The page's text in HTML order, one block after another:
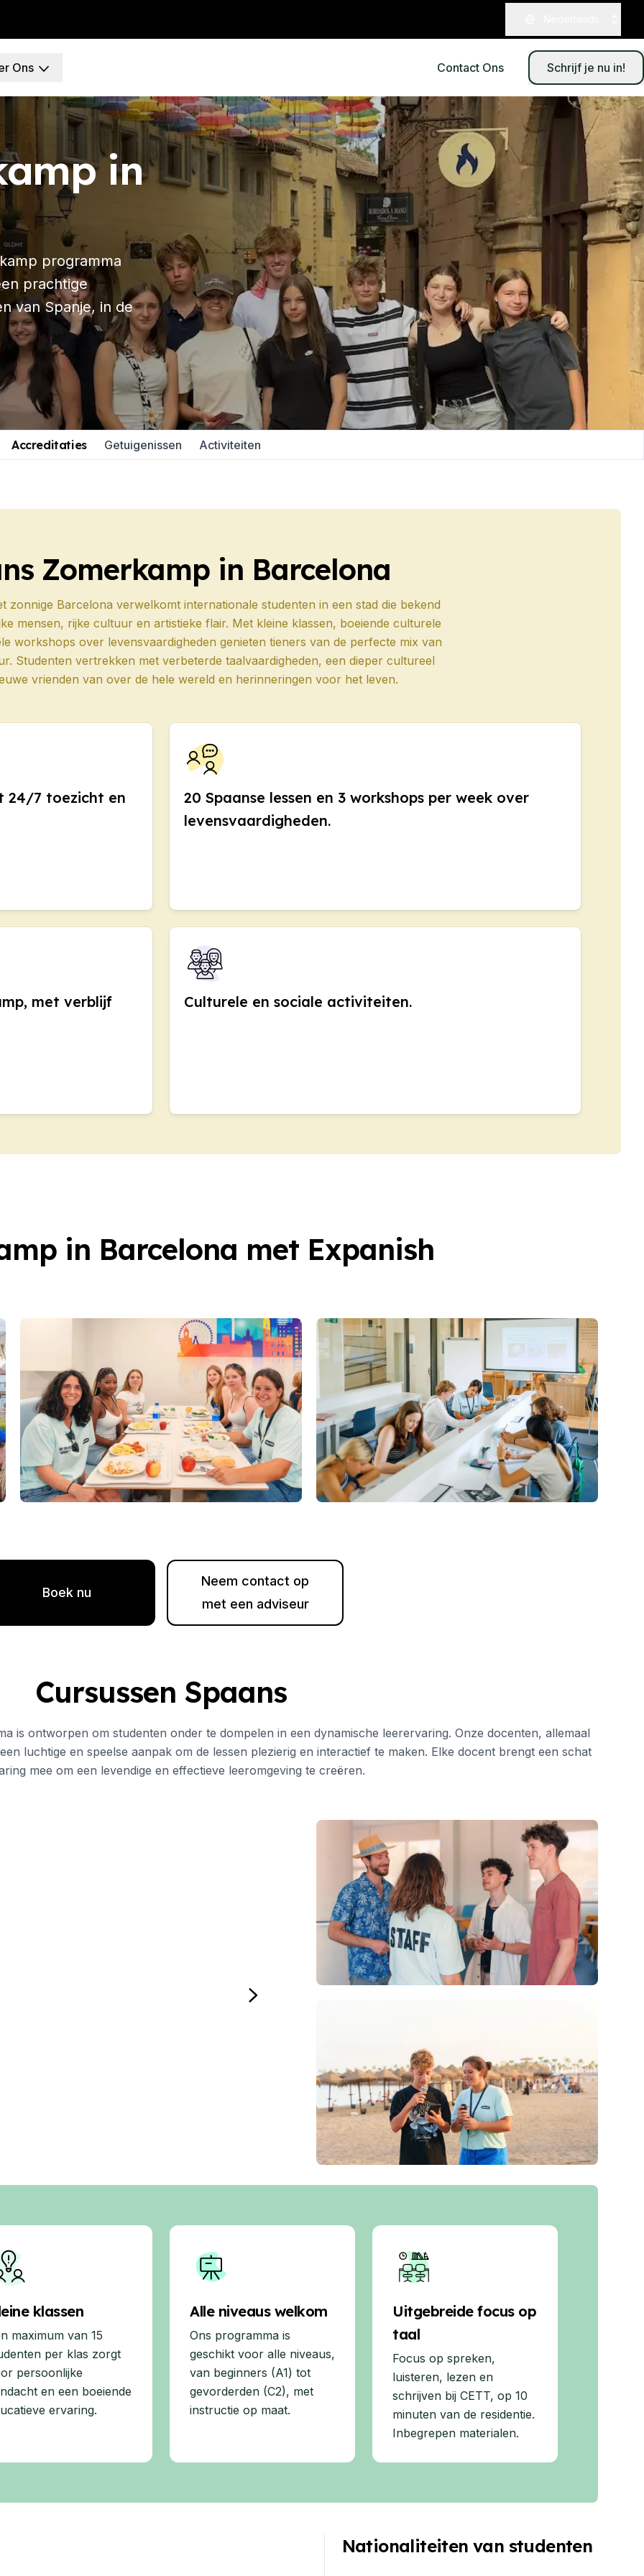
Aires
voor groepen
Ons Contact Ons Schrijf je nu in!
in
programma
prachtige
van Spanje, in de
Accreditaties Getuigenissen Activiteiten
Zomerkamp in Barcelona
zonnige Barcelona verwelkomt internationale studenten in een stad die bekend
mensen, rijke cultuur en artistieke flair. Met kleine klassen, boeiende culturele
workshops over levensvaardigheden genieten tieners van de perfecte mix van
Studenten vertrekken met verbeterde taalvaardigheden, een dieper cultureel
vrienden van over de hele wereld en herinneringen voor het leven.
24/7 toezicht en
20 Spaanse lessen en 3 workshops per week over
levensvaardigheden.
met verblijf
Culturele en sociale activiteiten.
in Barcelona met Expanish
Boek nu
Neem contact op
met een adviseur
Cursussen Spaans
is ontworpen om studenten onder te dompelen in een dynamische leerervaring. Onze docenten, allemaal
luchtige en speelse aanpak om de lessen plezierig en interactief te maken. Elke docent brengt een schat
mee om een levendige en effectieve leeromgeving te creëren.
klassen
maximum van 15
per klas zorgt
persoonlijke
en een boeiende
ervaring.
Alle niveaus welkom
Ons programma is
geschikt voor alle niveaus,
van beginners (A1) tot
gevorderden (C2), met
instructie op maat.
Uitgebreide focus op
taal
Focus op spreken,
luisteren, lezen en
schrijven bij CETT, op 10
minuten van de residentie.
Inbegrepen materialen.
Nationaliteiten van studenten